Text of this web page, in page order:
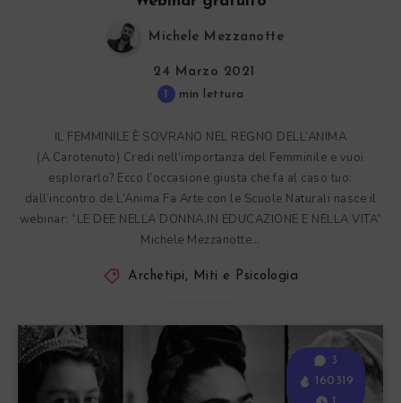
Michele Mezzanotte
24 Marzo 2021
1 min lettura
IL FEMMINILE È SOVRANO NEL REGNO DELL’ANIMA
(A.Carotenuto) Credi nell’importanza del Femminile e vuoi
esplorarlo? Ecco l’occasione giusta che fa al caso tuo:
dall’incontro de L’Anima Fa Arte con le Scuole Naturali nasce il
webinar: “LE DEE NELLA DONNA,IN EDUCAZIONE E NELLA VITA”
Michele Mezzanotte…
Archetipi, Miti e Psicologia
3
160319